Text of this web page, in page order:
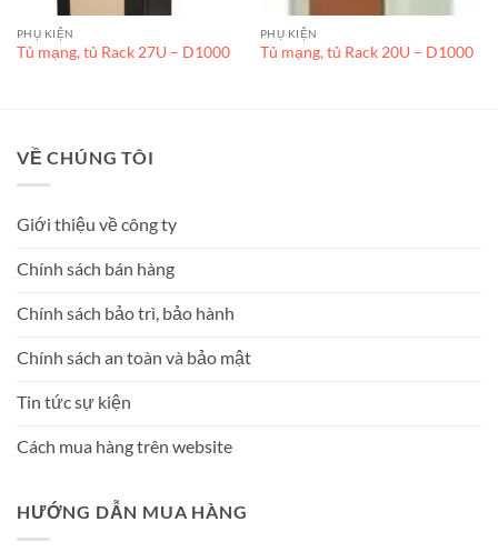
PHỤ KIỆN
Tủ mạng, tủ Rack 27U – D1000
PHỤ KIỆN
Tủ mạng, tủ Rack 20U – D1000
VỀ CHÚNG TÔI
Giới thiệu về công ty
Chính sách bán hàng
Chính sách bảo trì, bảo hành
Chính sách an toàn và bảo mật
Tin tức sự kiện
Cách mua hàng trên website
HƯỚNG DẪN MUA HÀNG